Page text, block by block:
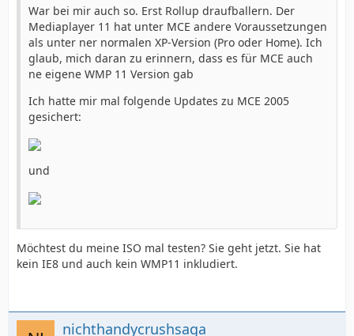
War bei mir auch so. Erst Rollup draufballern. Der
Mediaplayer 11 hat unter MCE andere Voraussetzungen
als unter ner normalen XP-Version (Pro oder Home). Ich
glaub, mich daran zu erinnern, dass es für MCE auch
ne eigene WMP 11 Version gab
Ich hatte mir mal folgende Updates zu MCE 2005
gesichert:
und
Möchtest du meine ISO mal testen? Sie geht jetzt. Sie hat
kein IE8 und auch kein WMP11 inkludiert.
nichthandycrushsaga